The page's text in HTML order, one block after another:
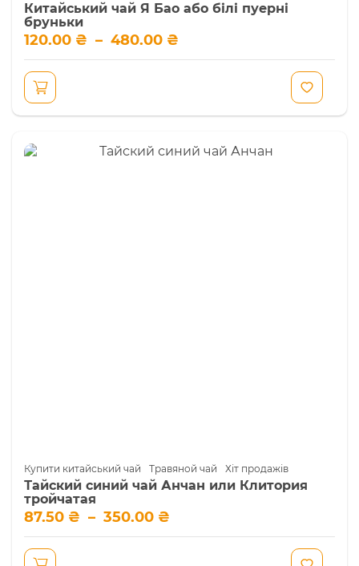
Китайський чай Я Бао або білі пуерні
бруньки
120.00 ₴ – 480.00 ₴
Діапазон
від
120.00 ₴
до
480.00 ₴
кілька
Купити китайський чай Травяной чай Хіт продажів
Тайский синий чай Анчан или Клитория
тройчатая
87.50 ₴ – 350.00 ₴
Діапазон
від
87.50 ₴